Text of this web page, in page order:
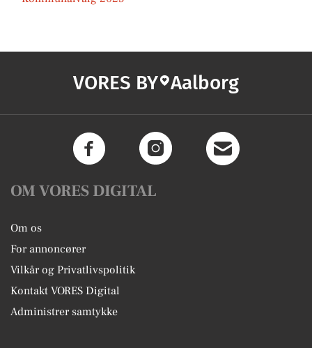
VORES BY Aalborg
OM VORES DIGITAL
Om os
For annoncører
Vilkår og Privatlivspolitik
Kontakt VORES Digital
Administrer samtykke